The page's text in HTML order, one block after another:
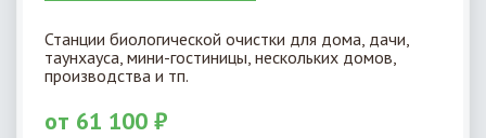
Станции биологической очистки для дома, дачи,
таунхауса, мини-гостиницы, нескольких домов,
производства и тп.
от 61 100 ₽